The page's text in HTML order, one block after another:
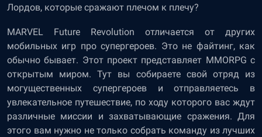
Лордов, которые сражают плечом к плечу?
MARVEL Future Revolution отличается от других
мобильных игр про супергероев. Это не файтинг, как
обычно бывает. Этот проект представляет MMORPG с
открытым миром. Тут вы собираете свой отряд из
могущественных супергероев и отправляетесь в
увлекательное путешествие, по ходу которого вас ждут
различные миссии и захватывающие сражения. Для
этого вам нужно не только собрать команду из лучших